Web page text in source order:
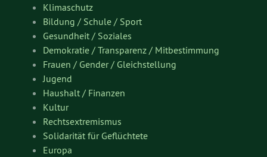
Klimaschutz
Bildung / Schule / Sport
Gesundheit / Soziales
Demokratie / Transparenz / Mitbestimmung
Frauen / Gender / Gleichstellung
Jugend
Haushalt / Finanzen
Kultur
Rechtsextremismus
Solidarität für Geflüchtete
Europa